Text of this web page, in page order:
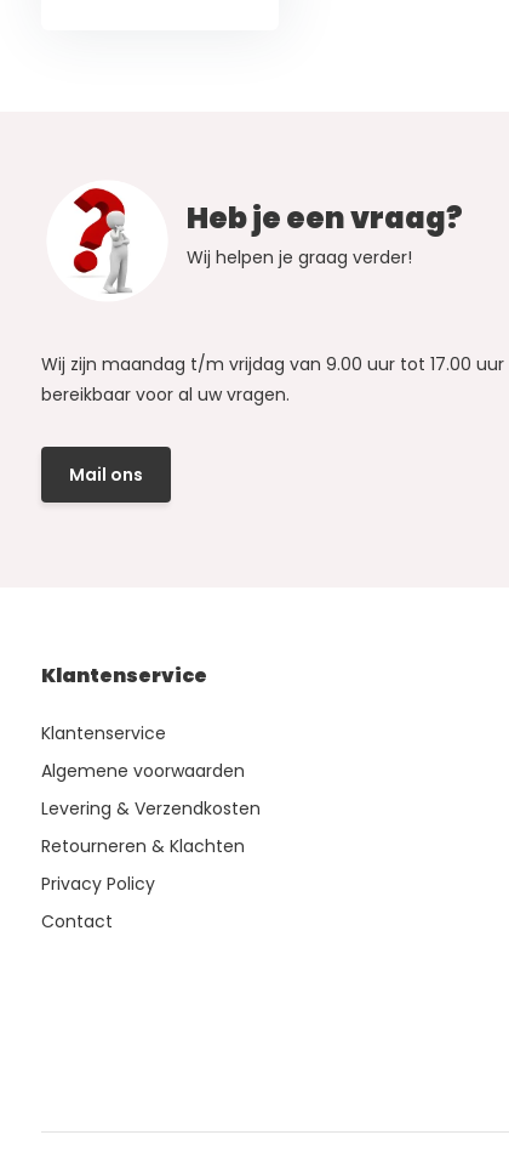
Heb je een vraag?
Wij helpen je graag verder!
Wij zijn maandag t/m vrijdag van 9.00 uur tot 17.00 uur
bereikbaar voor al uw vragen.
Mail ons
Klantenservice
Klantenservice
Algemene voorwaarden
Levering & Verzendkosten
Retourneren & Klachten
Privacy Policy
Contact